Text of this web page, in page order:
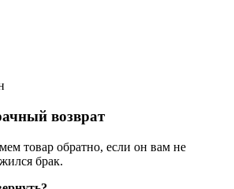
возврат
товар обратно, если он вам не
брак.